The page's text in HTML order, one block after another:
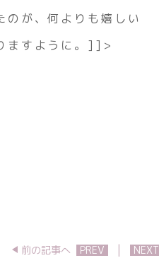
が、何よりも嬉しい
ますように。]]>
前の記事へ PREV | NEXT